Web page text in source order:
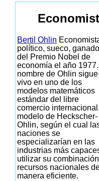
Bertil Ohlin
político, sueco,
del Premio Nobel de
economía el año 1977.
nombre de Ohlin sigue
vivo en uno de los
modelos matemáticos
estándar del libre
comercio
modelo de Heckscher-
Ohlin, según el cual
naciones se
especializarían en las
industrias más
utilizar su
recursos nacionales
manera eficiente.